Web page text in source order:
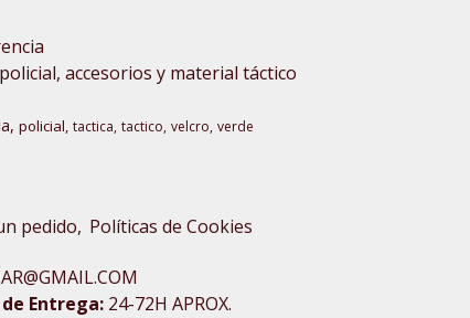
accesorios y material táctico
policial tactica tactico velcro verde
pedido Políticas de Cookies
Entrega: 24-72H APROX.